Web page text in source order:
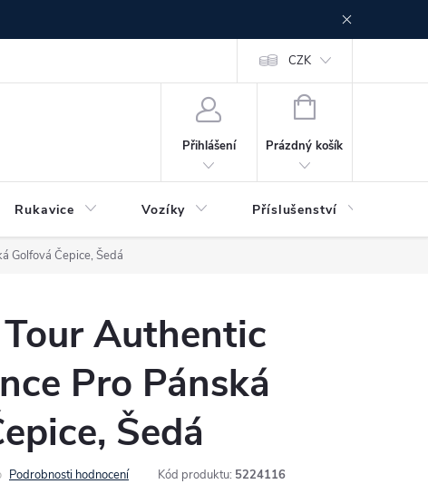
CZK
Přihlášení
NÁKUPNÍ
Prázdný košík
Rukavice Vozíky Příslušenství
Golfová Čepice, Šedá
Authentic
Pro Pánská
Šedá
Podrobnosti hodnocení Kód produktu: 5224116